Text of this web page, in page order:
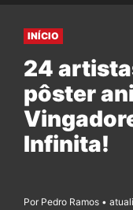
INÍCIO
24
pôster
Infinita!
Por Pedro Ramos •